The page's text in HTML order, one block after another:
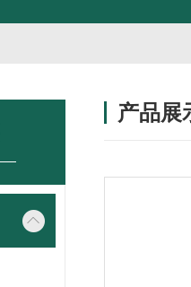
产品展